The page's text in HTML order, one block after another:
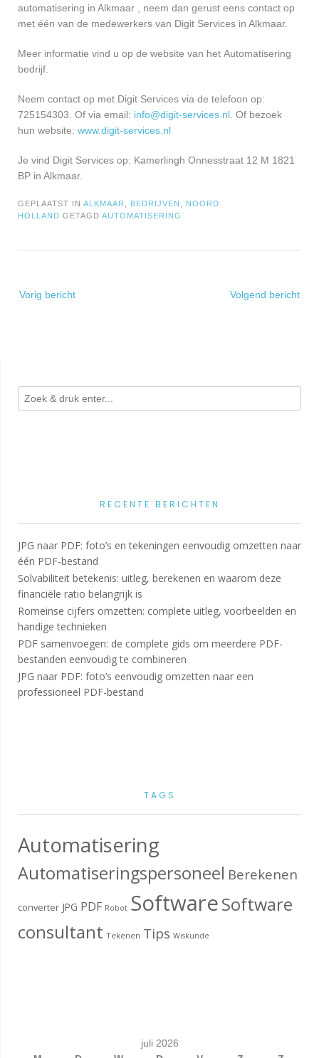
automatisering in Alkmaar , neem dan gerust eens contact op
met één van de medewerkers van Digit Services in Alkmaar.
Meer informatie vind u op de website van het Automatisering
bedrijf.
Neem contact op met Digit Services via de telefoon op:
725154303. Of via email: info@digit-services.nl . Of bezoek
hun website: www.digit-services.nl
Je vind Digit Services op: Kamerlingh Onnesstraat 12 M 1821
BP in Alkmaar.
GEPLAATST IN ALKMAAR BEDRIJVEN
NOORD
HOLLAND GETAGD AUTOMATISERING
navigatie
Vorig bericht Volgend bericht
RECENTE BERICHTEN
JPG naar PDF: foto’s en tekeningen eenvoudig omzetten naar
één PDF-bestand
Solvabiliteit betekenis: uitleg, berekenen en waarom deze
financiële ratio belangrijk is
Romeinse cijfers omzetten: complete uitleg, voorbeelden en
handige technieken
PDF samenvoegen: de complete gids om meerdere PDF-
bestanden eenvoudig te combineren
JPG naar PDF: foto’s eenvoudig omzetten naar een
professioneel PDF-bestand
TAGS
Automatisering
Automatiseringspersoneel Berekenen
converter JPG PDF Robot SoftwareSoftware
consultant Tekenen Tips Wiskunde
juli 2026